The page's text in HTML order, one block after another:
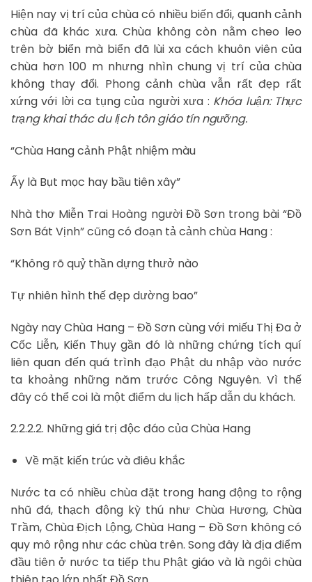
Hiện nay vị trí của chùa có nhiều biến đổi, quanh cảnh
chùa đã khác xưa. Chùa không còn nằm cheo leo
trên bờ biển mà biển đã lùi xa cách khuôn viên của
chùa hơn 100 m nhưng nhìn chung vị trí của chùa
không thay đổi. Phong cảnh chùa vẫn rất đẹp rất
xứng với lời ca tụng của người xưa : Khóa luận: Thực
trạng khai thác du lịch tôn giáo tín ngưỡng.
“Chùa Hang cảnh Phật nhiệm màu
Ấy là Bụt mọc hay bầu tiên xây”
Nhà thơ Miễn Trai Hoàng người Đồ Sơn trong bài “Đồ
Sơn Bát Vịnh” cũng có đoạn tả cảnh chùa Hang :
“Không rõ quỷ thần dựng thưở nào
Tự nhiên hình thế đẹp dường bao”
Ngày nay Chùa Hang – Đồ Sơn cùng với miếu Thị Đa ở
Cốc Liễn, Kiến Thụy gần đó là những chứng tích quí
liên quan đến quá trình đạo Phật du nhập vào nước
ta khoảng những năm trước Công Nguyên. Vì thế
đây có thể coi là một điểm du lịch hấp dẫn du khách.
2.2.2.2. Những giá trị độc đáo của Chùa Hang
Về mặt kiến trúc và điêu khắc
Nước ta có nhiều chùa đặt trong hang động to rộng
nhũ đá, thạch động kỳ thú như Chùa Hương, Chùa
Trầm, Chùa Địch Lộng, Chùa Hang – Đồ Sơn không có
quy mô rộng như các chùa trên. Song đây là địa điểm
đầu tiên ở nước ta tiếp thu Phật giáo và là ngôi chùa